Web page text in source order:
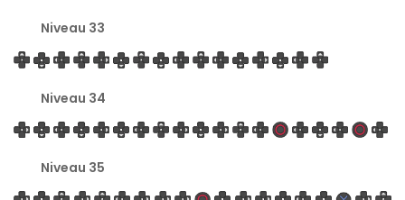
Niveau 33
Niveau 34
Niveau 35